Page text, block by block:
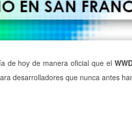
de hoy de manera oficial que el
desarrolladores que nunca antes